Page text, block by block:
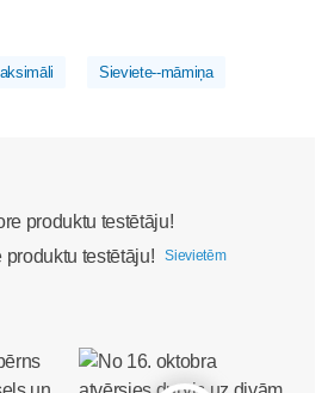
Sieviete--māmiņa
produktu testētāju! Sievietēm